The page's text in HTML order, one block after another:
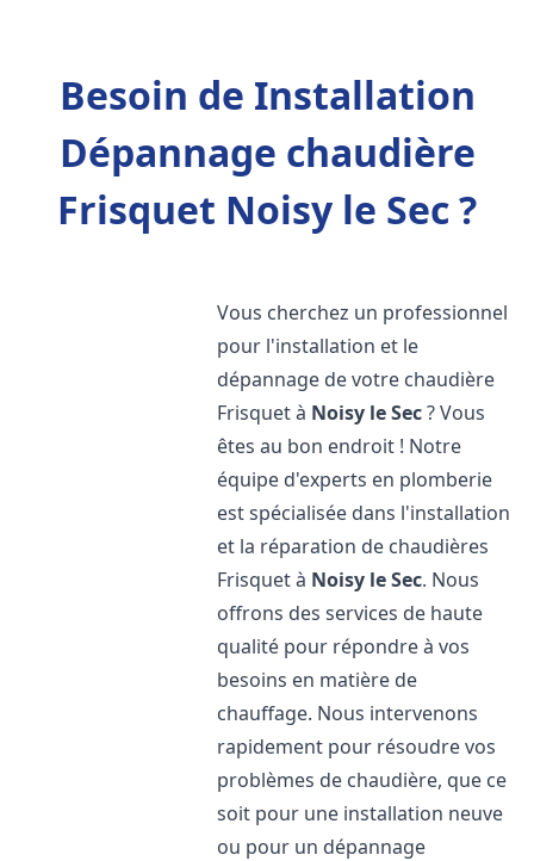
Besoin de Installation
Dépannage chaudière
Frisquet Noisy le Sec ?
Vous cherchez un professionnel
pour l'installation et le
dépannage de votre chaudière
Frisquet à Noisy le Sec? Vous
êtes au bon endroit ! Notre
équipe d'experts en plomberie
est spécialisée dans l'installation
et la réparation de chaudières
Frisquet à Noisy le Sec. Nous
offrons des services de haute
qualité pour répondre à vos
besoins en matière de
chauffage. Nous intervenons
rapidement pour résoudre vos
problèmes de chaudière, que ce
soit pour une installation neuve
ou pour un dépannage